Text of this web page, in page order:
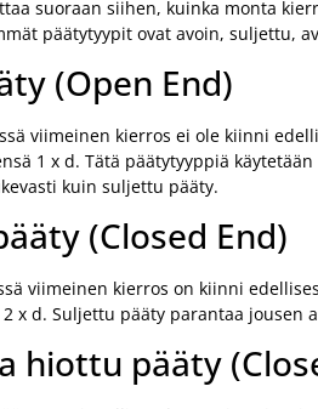
suoraan siihen, kuinka monta
päätytyypit ovat avoin, suljettu,
(Open End)
viimeinen kierros ei ole kiinni
1 x d. Tätä päätytyyppiä
kuin suljettu pääty.
(Closed End)
viimeinen kierros on kiinni
2 x d. Suljettu pääty parantaa
hiottu pääty